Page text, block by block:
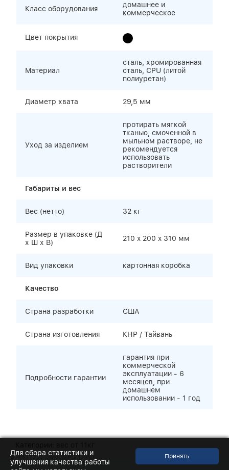
Класс оборудования
домашнее и
коммерческое
Цвет покрытия
Материал
сталь, хромированная
сталь, СPU (литой
полиуретан)
Диаметр хвата 29,5 мм
Уход за изделием
протирать мягкой
тканью, смоченной в
мыльном растворе, не
рекомендуется
использовать
растворители
Габариты и вес
Вес (нетто) 32 кг
Размер в упаковке (Д
х Ш х В)
210 x 200 x 310 мм
Вид упаковки картонная коробка
Качество
Страна разработки США
Страна изготовления КНР / Тайвань
Подробности гарантии
гарантия при
коммерческой
эксплуатации - 6
месяцев, при
домашнем
использовании - 1 год
Для сбора статистики и
улучшения качества работы